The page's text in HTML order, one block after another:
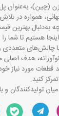
(چین)، به‌عنوان پل
همواره در
بهترین
هستیم تا شما
چالش‌های متعددی
هدف
قطعات مورد نیاز
کنید.
تولیدکنندگان و